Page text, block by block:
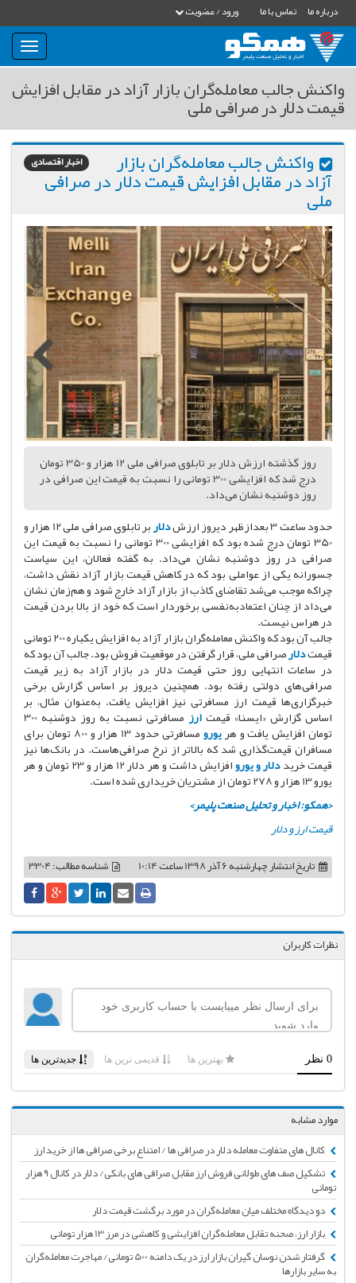
درباره ما تماس با ما ورود / عضویت
بار
و
بسته
نمودن
واکنش جالب معامله‌گران بازار آزاد در مقابل افزایش
قیمت دلار در صرافی ملی
اخبار اقتصادی واکنش جالب معامله‌گران بازار
آزاد در مقابل افزایش قیمت دلار در صرافی
ملی
روز گذشته ارزش دلار بر تابلوی صرافی ملی 12 هزار و 350 تومان
درج شد که افزایشی 300 تومانی را نسبت به قیمت این صرافی در
روز دوشنبه نشان می‌داد.
حدود ساعت 3 بعدازظهر دیروز ارزش
دلار بر تابلوی صرافی ملی 12 هزار و
350 تومان درج شده بود که افزایشی 300 تومانی را نسبت به قیمت این
صرافی در روز دوشنبه نشان می‌داد. به گفته فعالان، این سیاست
جسورانه یکی از عواملی بود که در کاهش قیمت بازار آزاد نقش داشت،
چراکه موجب می‌شد تقاضای کاذب از بازار آزاد خارج شود و هم‌زمان نشان
می‌داد از چنان اعتماد‌به‌نفسی برخوردار است که خود از بالا بردن قیمت
در هراس نیست.
جالب آن بود که واکنش معامله‌گران بازار آزاد به افزایش یکباره 200 تومانی
قیمتدلارصرافی ملی، قرار گرفتن در موقعیت فروش بود. جالب آن بود که
در ساعات انتهایی روز حتی قیمت دلار در بازار آزاد به زیر قیمت
صرافی‌های دولتی رفته بود. همچنین دیروز بر اساس گزارش برخی
خبرگزاری‌ها قیمت ارز مسافرتی نیز افزایش یافت. به‌عنوان مثال، بر
اساس گزارش «ایسنا» قیمتارز مسافرتی نسبت به روز دوشنبه 300
تومان افزایش یافت و هریورو مسافرتی حدود 13 هزار و 800 تومان برای
مسافران قیمت‌گذاری شد که بالاتر از نرخ صرافی‌هاست. در بانک‌ها نیز
قیمت خریددلار و یورو افزایش داشت و هر دلار 12 هزار و 23 تومان و هر
یورو 13 هزار و 278 تومان از مشتریان خریداری شده است.
<همکو: اخبار و تحلیل صنعت پلیمر>
قیمت ارز و دلار
شناسه مطالب: 3304 تاریخ انتشارچهارشنبه 6 آذر 1398 ساعت 10:14
نظرات کاربران
موارد مشابه
کانال های متفاوت معامله دلار در صرافی ها / امتناع برخی صرافی ها از خرید ارز
تشکیل صف های طولانی فروش ارز مقابل صرافی های بانکی/ دلار در کانال ۹ هزار
تومانی
دو دیدگاه مختلف میان معامله‌گران در مورد برگشت قیمت دلار
بازار ارز، صحنه تقابل معامله‌گران افزایشی و کاهشی در مرز 13 هزار تومانی
گرفتار شدن نوسان گیران بازار ارز در یک دامنه 500 تومانی/ مهاجرت معامله‌گران
به سایر بازارها